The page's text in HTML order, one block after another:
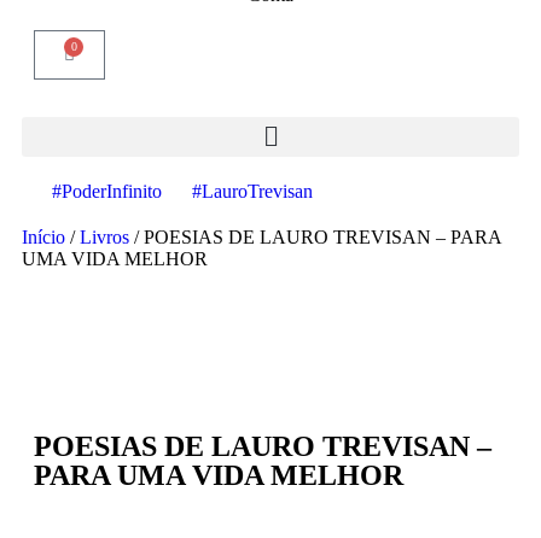
0
#PoderInfinito #LauroTrevisan
Início /Livros / POESIAS DE LAURO TREVISAN – PARA
UMA VIDA MELHOR
POESIAS DE LAURO TREVISAN –
PARA UMA VIDA MELHOR